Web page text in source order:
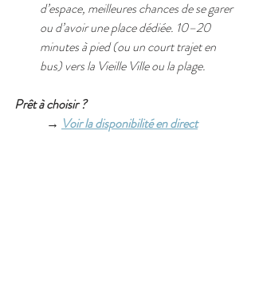
d’espace, meilleures chances de se garer
ou d’avoir une place dédiée. 10–20
minutes à pied (ou un court trajet en
bus) vers la Vieille Ville ou la plage.
Prêt à choisir ?
	→
Voir la disponibilité en direct